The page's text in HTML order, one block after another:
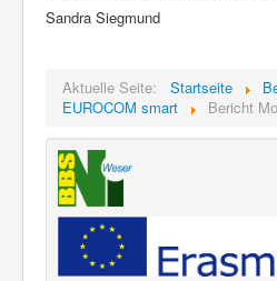
Sandra Siegmund
Aktuelle Seite: Startseite
EUROCOM smart
Bericht